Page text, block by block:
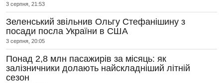
3 серпня, 21:53
Зеленський звільнив Ольгу Стефанішину з
посади посла України в США
3 серпня, 20:05
Понад 2,8 млн пасажирів за місяць: як
залізничники долають найскладніший літній
сезон